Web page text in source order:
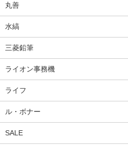
丸善
水縞
三菱鉛筆
ライオン事務機
ライフ
ル・ボナー
SALE